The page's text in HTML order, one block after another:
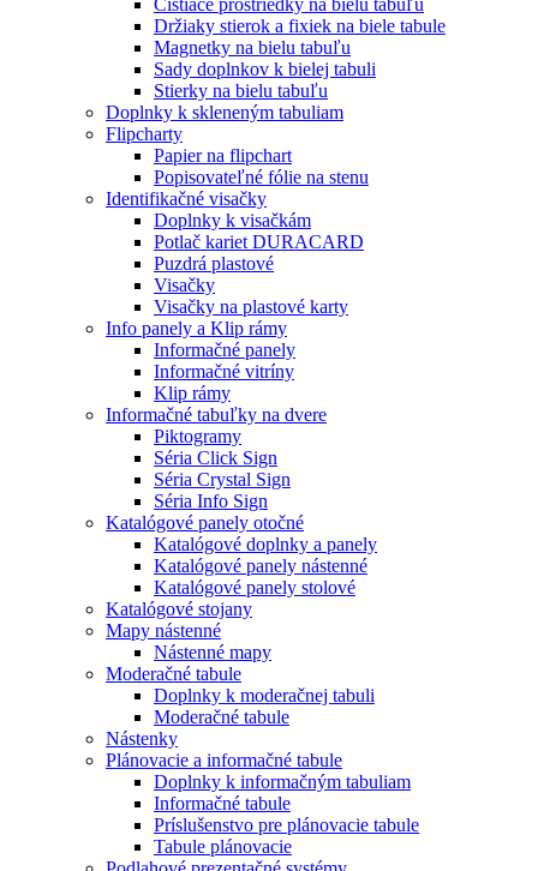
Čistiace prostriedky na bielu tabuľu
Držiaky stierok a fixiek na biele tabule
Magnetky na bielu tabuľu
Sady doplnkov k bielej tabuli
Stierky na bielu tabuľu
Doplnky k skleneným tabuliam
Flipcharty
Papier na flipchart
Popisovateľné fólie na stenu
Identifikačné visačky
Doplnky k visačkám
Potlač kariet DURACARD
Puzdrá plastové
Visačky
Visačky na plastové karty
Info panely a Klip rámy
Informačné panely
Informačné vitríny
Klip rámy
Informačné tabuľky na dvere
Piktogramy
Séria Click Sign
Séria Crystal Sign
Séria Info Sign
Katalógové panely otočné
Katalógové doplnky a panely
Katalógové panely nástenné
Katalógové panely stolové
Katalógové stojany
Mapy nástenné
Nástenné mapy
Moderačné tabule
Doplnky k moderačnej tabuli
Moderačné tabule
Nástenky
Plánovacie a informačné tabule
Doplnky k informačným tabuliam
Informačné tabule
Príslušenstvo pre plánovacie tabule
Tabule plánovacie